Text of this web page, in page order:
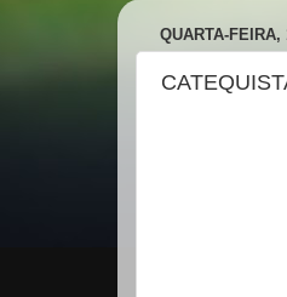
QUARTA-